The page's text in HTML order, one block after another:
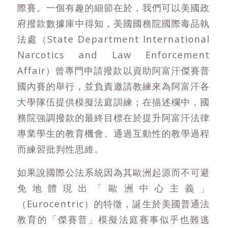
際賽。一個有趣的細節在於，我們可以美國政
府撥款數據庫中得知，美國國務院國際毒品執
法處（State Department International
Narcotics and Law Enforcement
Affair）曾專門申請撥款以資助阿富汗傑賽普
國內賽的舉行，並負責邀請教練來為阿富汗各
大學隊伍提供模擬法庭訓練；在描述欄中，國
務院強調撥款的最終目標在於提升阿富汗法律
專業學生的教育機會、通過互動性的教學過程
而練習批判性思維。
如果說國際公法系統因為其歐洲起源而不可避
免地體現出「歐洲中心主義」
（Eurocentric）的特徵，誕生於美國普通法
教育的「傑賽普」模擬法庭賽事似乎也難逃